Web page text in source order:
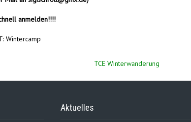
anmelden!!!!
Wintercamp
TCE Winterwanderung
Aktuelles